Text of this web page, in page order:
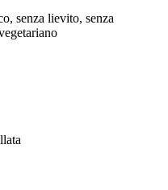
senza lievito, senza